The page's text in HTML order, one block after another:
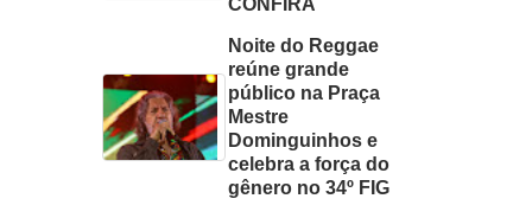
Noite do Reggae
reúne grande
público na Praça
Mestre
Dominguinhos e
celebra a força do
gênero no 34º FIG